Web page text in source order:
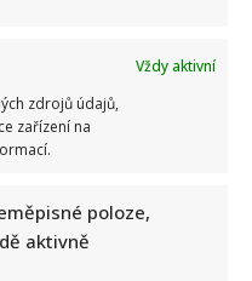
Vždy aktivní
zdrojů údajů,
zařízení na
poloze,
aktivně